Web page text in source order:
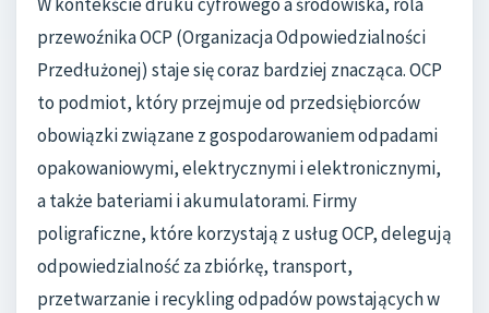
przewoźnika OCP (Organizacja Odpowiedzialności
Przedłużonej) staje się coraz bardziej znacząca. OCP
to podmiot, który przejmuje od przedsiębiorców
obowiązki związane z gospodarowaniem odpadami
opakowaniowymi, elektrycznymi i elektronicznymi,
a także bateriami i akumulatorami. Firmy
poligraficzne, które korzystają z usług OCP, delegują
odpowiedzialność za zbiórkę, transport,
przetwarzanie i recykling odpadów powstających w